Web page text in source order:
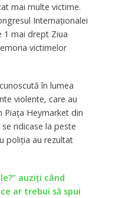
mai multe victime.
Internaţionalei
1 mai drept Ziua
victimelor
în lumea
violente, care au
Piaţa Heymarket din
ridicase la peste
poliţia au rezultat
auziți când
ar trebui să spui